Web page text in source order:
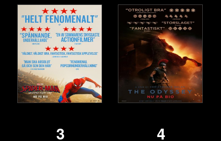
3 4